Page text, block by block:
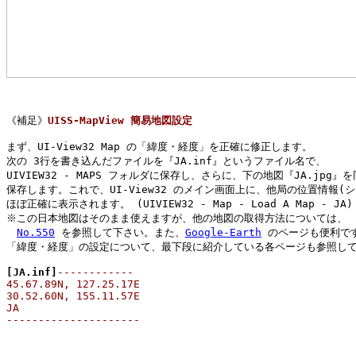
《補足》 UISS-MapView 簡易地図設定
まず、UI-View32 Map の「緯度・経度」を正確に修正します。
次の 3行を書き込んだファイルを『JA.inf』というファイル名で、
UIVIEW32 - MAPS フォルダに保存し、さらに、下の地図『JA.jpg』を
保存します。これで、UI-View32 のメイン画面上に、他局の位置情報(
ほぼ正確に表示されます。 (UIVIEW32 - Map - Load A Map - JA)
※この日本地図はそのまま使えますが、他の地図の取得方法については、
No.550 を参照して下さい。また、 Google-Earth のページも便利で
「緯度・経度」の設定について、最下段に紹介している各ページも参照し
[JA.inf]
------------
45.67.89N, 127.25.17E
30.52.60N, 155.11.57E
JA
---------------------